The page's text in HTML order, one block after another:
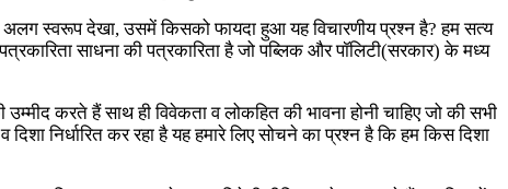
स्वरूप देखा, उसमें किसको फायदा हुआ यह विचारणीय प्रश्न है? हम सत्य
साधना की पत्रकारिता है जो पब्लिक और पॉलिटी(सरकार) के मध्य
करते हैं साथ ही विवेकता व लोकहित की भावना होनी चाहिए जो की सभी
निर्धारित कर रहा है यह हमारे लिए सोचने का प्रश्न है कि हम किस दिशा